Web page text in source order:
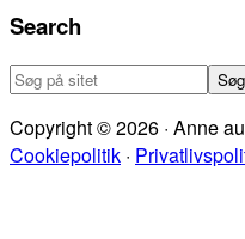
Search
Søg
sitet
Copyright © 2026 · Anne
Cookiepolitik ·